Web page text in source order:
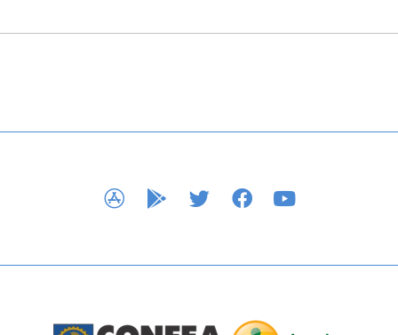
APP STOREGOOGLE PLAY
TWITTERFACEBOOK